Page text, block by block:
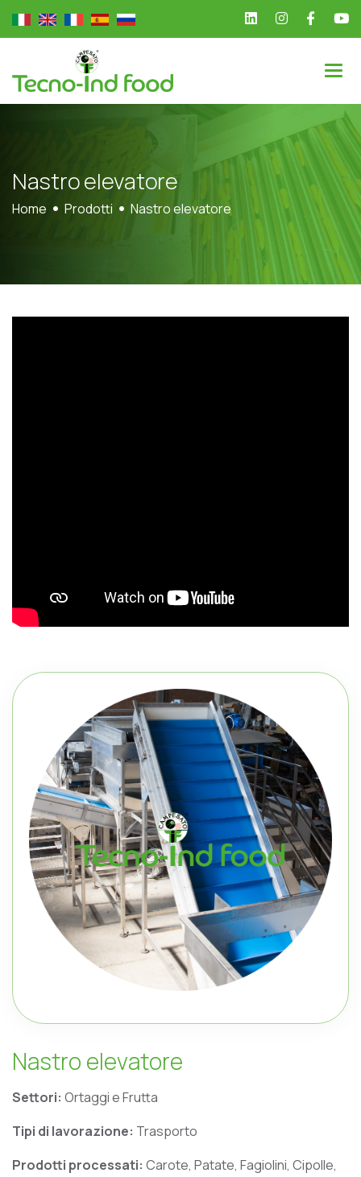
Nastroelevatore
Home Prodotti Nastro elevatore
Nastro elevatore
Settori: Ortaggi e Frutta
Tipi di lavorazione: Trasporto
Prodotti processati: Carote, Patate, Fagiolini, Cipolle,